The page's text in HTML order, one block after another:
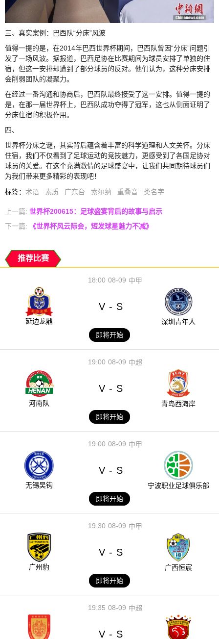
三、真实案例：巴西队“分床”风波
值得一提的是，在2014年巴西世界杯期间，巴西队曾因“分床”问题引
发了一场风波。据报道，巴西足协在比赛期间为球员安排了单独的住
宿，但这一安排却遭到了部分球员的反对。他们认为，这种分床安排
会削弱团队的凝聚力。
在经过一番沟通和协商后，巴西队最终接受了这一安排。值得一提的
是，在那一届世界杯上，巴西队成功夺得了冠军，这也从侧面证明了
分床住宿的积极作用。
四、
世界杯分床之谜，其实背后蕴含着丰富的科学道理和人文关怀。分床
住宿，我们不仅看到了足球运动的竞技魅力，更感受到了各国足协对
球员的关爱。在这个充满激情的足球盛宴中，让我们共同期待球员们
为我们带来更多精彩的表现吧！
标签： 术语 素质 广东台 索尔纳 重叠音 类名字
上一篇: 世界杯200615：足球盛宴背后的故事与启示
下一篇: 《世界杯风云际会，短发球星魅力不减》
推荐比赛
08-09
18:00 中甲
延边龙鼎
V - S
深圳青年人
即将开始
08-09
19:00 中超
河南队
V - S
青岛西海岸
即将开始
08-09
19:00 中甲
无锡吴钩
V - S
宁波职业足球俱乐部
即将开始
08-09
19:30 中甲
广州豹
V - S
广西恒宸
即将开始
08-09
19:35 中超
V - S